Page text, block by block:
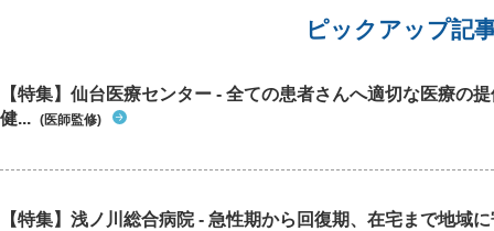
ピックアップ記
【特集】仙台医療センター - 全ての患者さんへ適切な医療の
健... (医師監修)
【特集】浅ノ川総合病院 - 急性期から回復期、在宅まで地域